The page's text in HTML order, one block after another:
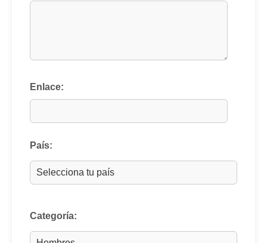
Enlace:
País:
Categoría: